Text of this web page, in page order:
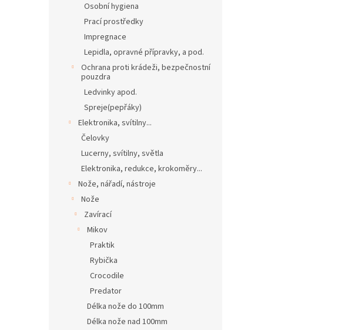
Osobní hygiena
Prací prostředky
Impregnace
Lepidla, opravné přípravky, a pod.
Ochrana proti krádeži, bezpečnostní
pouzdra
Ledvinky apod.
Spreje(pepřáky)
Elektronika, svítilny...
Čelovky
Lucerny, svítilny, světla
Elektronika, redukce, krokoměry...
Nože, nářadí, nástroje
Nože
Zavírací
Mikov
Praktik
Rybička
Crocodile
Predator
Délka nože do 100mm
Délka nože nad 100mm